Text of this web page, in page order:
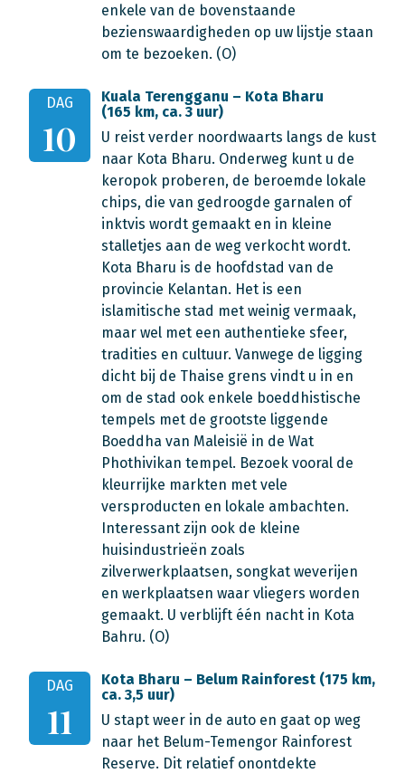
enkele van de bovenstaande
bezienswaardigheden op uw lijstje staan
om te bezoeken. (O)
DAG
10
Kuala Terengganu – Kota Bharu
(165 km, ca. 3 uur)
U reist verder noordwaarts langs de kust
naar Kota Bharu. Onderweg kunt u de
keropok proberen, de beroemde lokale
chips, die van gedroogde garnalen of
inktvis wordt gemaakt en in kleine
stalletjes aan de weg verkocht wordt.
Kota Bharu is de hoofdstad van de
provincie Kelantan. Het is een
islamitische stad met weinig vermaak,
maar wel met een authentieke sfeer,
tradities en cultuur. Vanwege de ligging
dicht bij de Thaise grens vindt u in en
om de stad ook enkele boeddhistische
tempels met de grootste liggende
Boeddha van Maleisië in de Wat
Phothivikan tempel. Bezoek vooral de
kleurrijke markten met vele
versproducten en lokale ambachten.
Interessant zijn ook de kleine
huisindustrieën zoals
zilverwerkplaatsen, songkat weverijen
en werkplaatsen waar vliegers worden
gemaakt. U verblijft één nacht in Kota
Bahru. (O)
DAG
11
Kota Bharu – Belum Rainforest (175 km,
ca. 3,5 uur)
U stapt weer in de auto en gaat op weg
naar het Belum-Temengor Rainforest
Reserve. Dit relatief onontdekte